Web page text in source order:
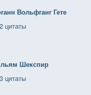
Вольфганг Гете
цитаты
Шекспир
цитаты